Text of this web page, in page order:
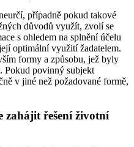
případně pokud takové
důvodů využít, zvolí se
s ohledem na splnění účelu
optimální využití žadatelem.
formy a způsobu, jež byly
Pokud povinný subjekt
v jiné než požadované formě,
zahájit řešení životní